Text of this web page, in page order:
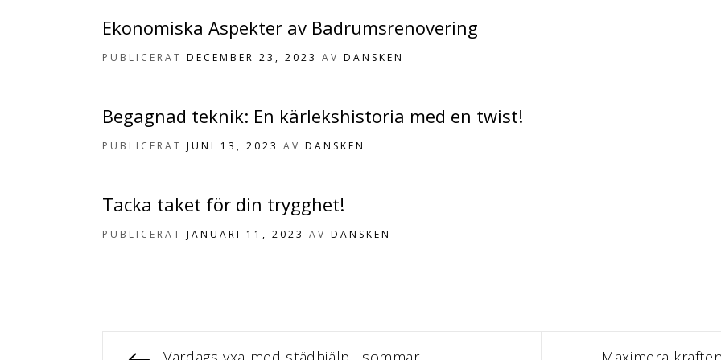
Ekonomiska Aspekter av Badrumsrenovering
PUBLICERAT DECEMBER 23, 2023 AV DANSKEN
Begagnad teknik: En kärlekshistoria med en twist!
PUBLICERAT JUNI 13, 2023 AV DANSKEN
Tacka taket för din trygghet!
PUBLICERAT JANUARI 11, 2023 AV DANSKEN